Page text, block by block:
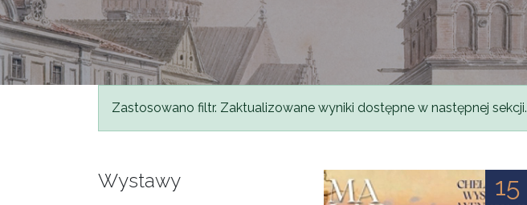
Komunikat
Zastosowano filtr. Zaktualizowane wyniki dostępne w następnej sekcji.
Wystawy 15